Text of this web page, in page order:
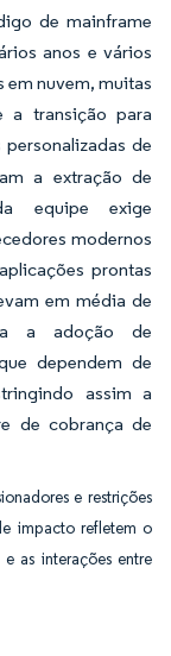
de mainframe
anos e vários
em nuvem, muitas
a transição para
personalizadas de
a extração de
equipe exige
modernos
prontas
em média de
a adoção de
dependem de
assim a
de cobrança de
e restrições
impacto refletem o
as interações entre